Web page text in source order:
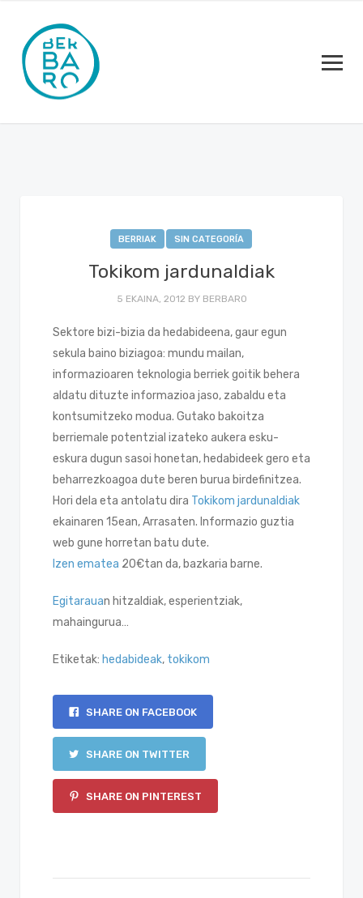
BERRIAK SIN CATEGORÍA
Tokikom jardunaldiak
5 EKAINA, 2012 BY BERBARO
Sektore bizi-bizia da hedabideena, gaur egun
sekula baino biziagoa: mundu mailan,
informazioaren teknologia berriek goitik behera
aldatu dituzte informazioa jaso, zabaldu eta
kontsumitzeko modua. Gutako bakoitza
berriemale potentzial izateko aukera esku-
eskura dugun sasoi honetan, hedabideek gero eta
beharrezkoagoa dute beren burua birdefinitzea.
Hori dela eta antolatu dira Tokikom jardunaldiak
ekainaren 15ean, Arrasaten. Informazio guztia
web gune horretan batu dute.
Izen ematea 20€tan da, bazkaria barne.
Egitarauan hitzaldiak, esperientziak,
mahaingurua…
Etiketak: hedabideak, tokikom
SHARE ON FACEBOOK
SHARE ON TWITTER
SHARE ON PINTEREST